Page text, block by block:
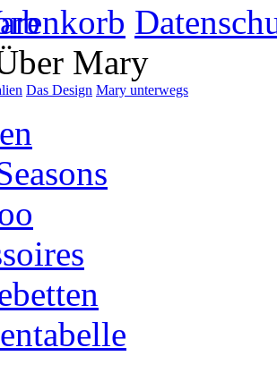
Mary
Das Design Mary unterwegs